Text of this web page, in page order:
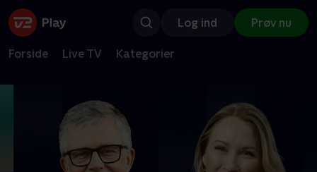
Log ind Prøv nu
Forside Live TV Kategorier